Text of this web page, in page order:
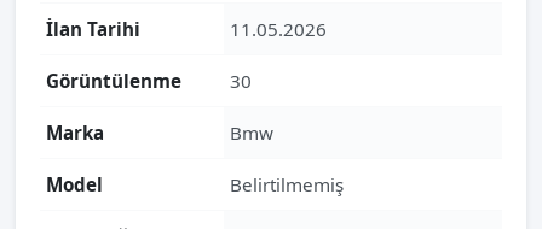
İlan Tarihi 11.05.2026
Görüntülenme 30
Marka Bmw
Model Belirtilmemiş